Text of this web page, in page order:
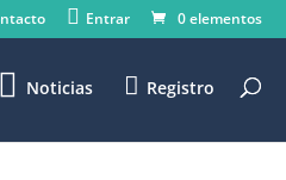
Entrar 0 elementos
Noticias Registro